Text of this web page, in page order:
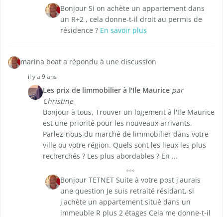
Bonjour Si on achète un appartement dans
un R+2 , cela donne-t-il droit au permis de
résidence ? En savoir plus
marina boat a répondu à une discussion
il y a 9 ans
Les prix de limmobilier à l'Ile Maurice par
Christine
Bonjour à tous, Trouver un logement à l'Ile Maurice
est une priorité pour les nouveaux arrivants.
Parlez-nous du marché de limmobilier dans votre
ville ou votre région. Quels sont les lieux les plus
recherchés ? Les plus abordables ? En ...
Bonjour TETNET Suite à votre post j'aurais
une question Je suis retraité résidant, si
j'achète un appartement situé dans un
immeuble R plus 2 étages Cela me donne-t-il